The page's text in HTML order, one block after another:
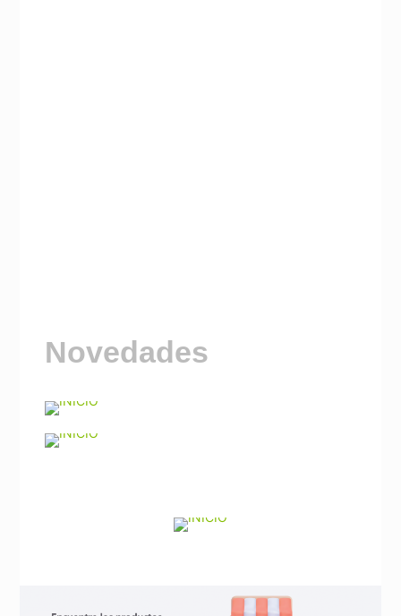
Novedades
Visitá nuestro Canal
Noticias